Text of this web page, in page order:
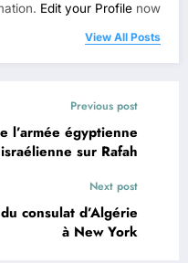
Edit your Profile now.
View All Posts
Previous post
l’armée égyptienne
sur Rafah
Next post
consulat d’Algérie
à New York